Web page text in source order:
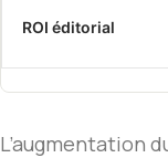
ROI éditorial
L’augmentation